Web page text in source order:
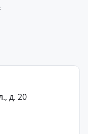
д. 20